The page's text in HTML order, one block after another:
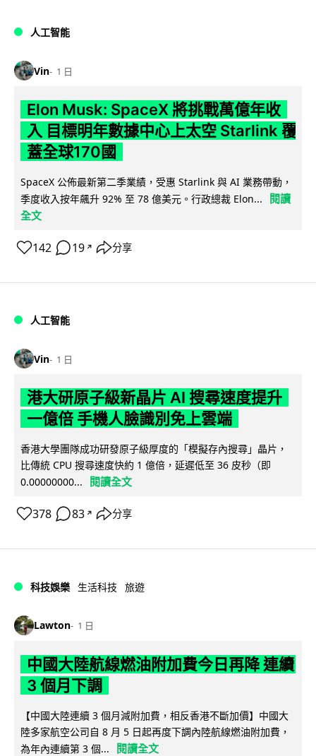
人工智能
Vin 1 日
Elon Musk: SpaceX 將挑戰萬億年收
入 目標明年數據中心上太空 Starlink 覆
蓋全球170國
SpaceX 公佈最新第二季業績，受惠 Starlink 與 AI 業務帶動，
季度收入按年飆升 92% 至 78 億美元。行政總裁 Elon...
閱讀
全文
142 19 ↗ 分享
人工智能
Vin 1 日
港大研原子級新晶片 AI 搜尋速度提升
一億倍 手機人臉識別免上雲端
香港大學團隊成功研發原子級厚度的「模擬存內搜尋」晶片，
比傳統 CPU 搜尋速度快約 1 億倍，延遲低至 36 皮秒（即
0.00000000...
閱讀全文
378 83 ↗ 分享
科技娛樂 生活科技 旅遊
Lawton 1 日
中國大陸航線燃油附加費今日再降 連續
3 個月下調
【中國大陸連續 3 個月減附加費，相反香港不斷加價】中國大
陸多家航空公司自 8 月 5 日起再度下調內陸航線燃油附加費，
為年內連續第 3 個...
閱讀全文